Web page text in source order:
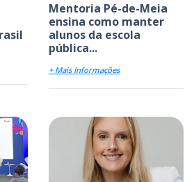
Mentoria Pé-de-Meia
ensina como manter
alunos da escola
pública...
+ Mais Informações